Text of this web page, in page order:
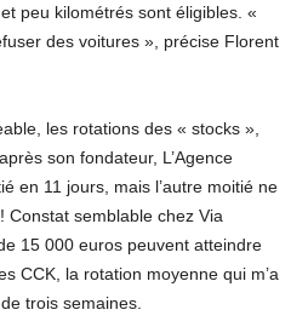
peu kilométrés sont éligibles. «
des voitures », précise Florent
les rotations des « stocks »,
son fondateur, L’Agence
en 11 jours, mais l’autre moitié ne
Constat semblable chez Via
15 000 euros peuvent atteindre
CCK, la rotation moyenne qui m’a
trois semaines.